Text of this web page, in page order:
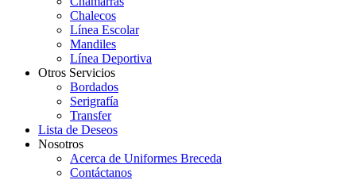
Chalecos
Línea Escolar
Mandiles
Línea Deportiva
Otros Servicios
Bordados
Serigrafía
Transfer
Lista de Deseos
Nosotros
Acerca de Uniformes Breceda
Contáctanos